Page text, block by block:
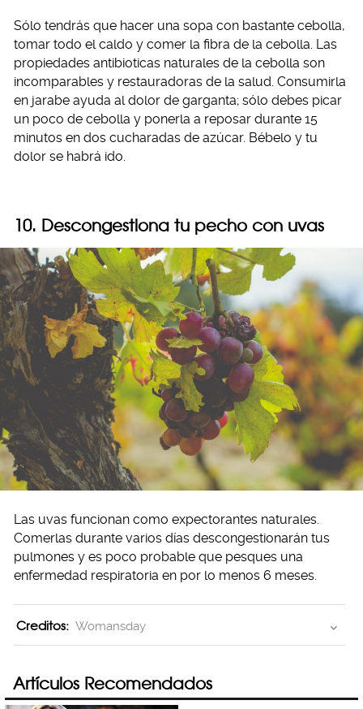
Sólo tendrás que hacer una sopa con bastante cebolla,
tomar todo el caldo y comer la fibra de la cebolla. Las
propiedades antibioticas naturales de la cebolla son
incomparables y restauradoras de la salud. Consumirla
en jarabe ayuda al dolor de garganta; sólo debes picar
un poco de cebolla y ponerla a reposar durante 15
minutos en dos cucharadas de azúcar. Bébelo y tu
dolor se habrá ido.
10. Descongestiona tu pecho con uvas
Las uvas funcionan como expectorantes naturales.
Comerlas durante varios días descongestionarán tus
pulmones y es poco probable que pesques una
enfermedad respiratoria en por lo menos 6 meses.
Creditos: Womansday
Artículos Recomendados